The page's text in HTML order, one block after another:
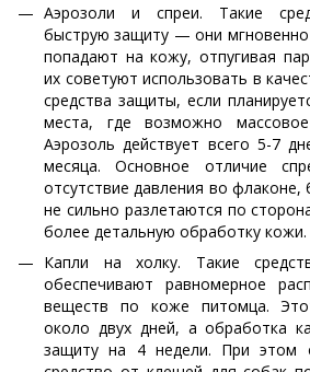
Аэрозоли и спреи. Такие
быструю защиту — они
попадают на кожу, отпугивая
их советуют использовать в
средства защиты, если
места, где возможно
Аэрозоль действует всего 5-7
месяца. Основное отличие
отсутствие давления во флаконе,
не сильно разлетаются по
более детальную обработку кожи.
Капли на холку. Такие
обеспечивают равномерное
веществ по коже питомца.
около двух дней, а обработка
защиту на 4 недели. При этом